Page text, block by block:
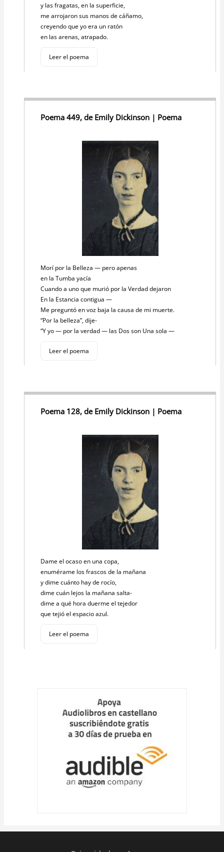
y las fragatas, en la superficie,
me arrojaron sus manos de cáñamo,
creyendo que yo era un ratón
en las arenas, atrapado.
Leer el poema
Poema 449, de Emily Dickinson | Poema
Morí por la Belleza — pero apenas
en la Tumba yacía
Cuando a uno que murió por la Verdad dejaron
En la Estancia contigua —
Me preguntó en voz baja la causa de mi muerte.
“Por la belleza”, dije-
“Y yo — por la verdad — las Dos son Una sola —
Leer el poema
Poema 128, de Emily Dickinson | Poema
Dame el ocaso en una copa,
enumérame los frascos de la mañana
y dime cuánto hay de rocío,
dime cuán lejos la mañana salta-
dime a qué hora duerme el tejedor
que tejió el espacio azul.
Leer el poema